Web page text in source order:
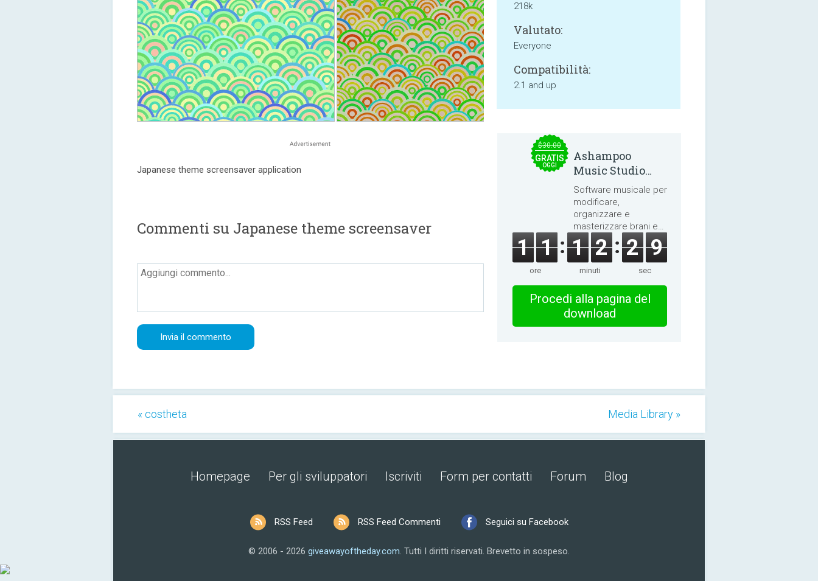
Japanese theme screensaver application
218k
Valutato:
Everyone
Compatibilità:
2.1 and up
Commenti su Japanese theme screensaver
$30.00
GRATIS
OGGI
Ashampoo
Music Studio
2025
Software musicale per
modificare,
organizzare e
masterizzare brani e
audiolibri.
1 1
ore
1 2
minuti
2 8
sec
Procedi alla pagina del
download
« costheta Media Library »
Homepage Per gli sviluppatori Iscriviti Form per contatti Forum Blog
RSS Feed RSS Feed Commenti Seguici su Facebook
© 2006 - 2026 giveawayoftheday.com. Tutti I diritti riservati. Brevetto in sospeso.